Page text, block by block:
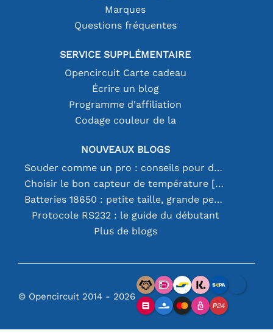
Marques
Questions fréquentes
SERVICE SUPPLÉMENTAIRE
Opencircuit Carte cadeau
Écrire un blog
Programme d'affiliation
Codage couleur de la
NOUVEAUX BLOGS
Souder comme un pro : conseils pour des connexions électroniques parfaites
Choisir le bon capteur de température [youtube]
Batteries 18650 : petite taille, grande performance
Protocole RS232 : le guide du débutant
Plus de blogs
© Opencircuit 2014 - 2026